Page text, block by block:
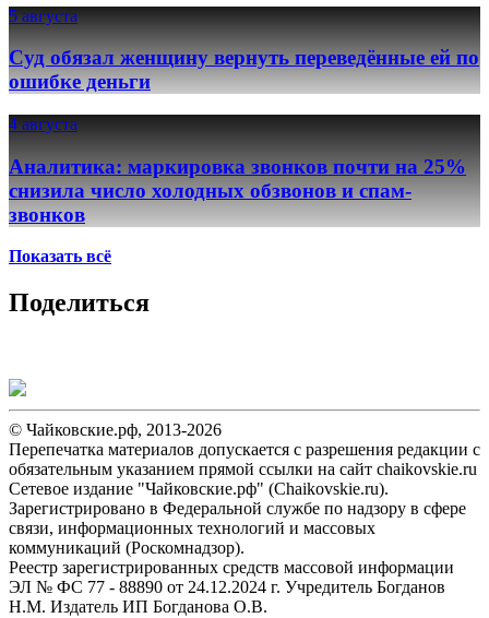
5 августа
Суд обязал женщину вернуть переведённые ей по
ошибке деньги
4 августа
Аналитика: маркировка звонков почти на 25%
снизила число холодных обзвонов и спам-
звонков
Показать всё
Поделиться
© Чайковские.рф, 2013-2026
Перепечатка материалов допускается с разрешения редакции с
обязательным указанием прямой ссылки на сайт chaikovskie.ru
Сетевое издание "Чайковские.рф" (Chaikovskie.ru).
Зарегистрировано в Федеральной службе по надзору в сфере
связи, информационных технологий и массовых
коммуникаций (Роскомнадзор).
Реестр зарегистрированных средств массовой информации
ЭЛ № ФС 77 - 88890 от 24.12.2024 г. Учредитель Богданов
Н.М. Издатель ИП Богданова О.В.